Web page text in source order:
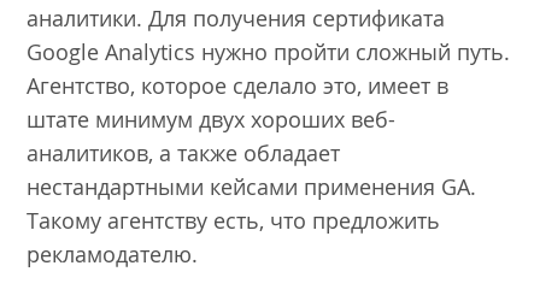
аналитики. Для получения сертификата
Google Analytics нужно пройти сложный путь.
Агентство, которое сделало это, имеет в
штате минимум двух хороших веб-
аналитиков, а также обладает
нестандартными кейсами применения GA.
Такому агентству есть, что предложить
рекламодателю.